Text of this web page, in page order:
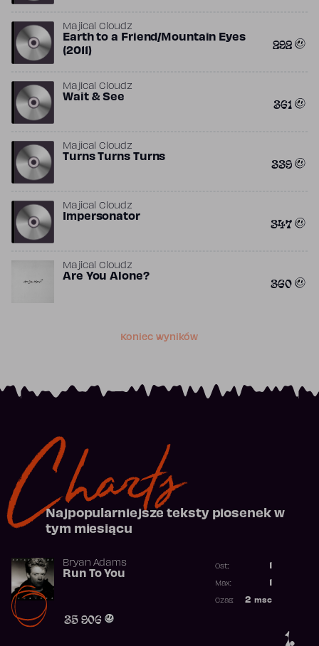
Majical Cloudz
Earth to a Friend/Mountain Eyes
(2011)
292
Majical Cloudz
Wait & See 361
Majical Cloudz
Turns Turns Turns 339
Majical Cloudz
Impersonator 347
Majical Cloudz
Are You Alone? 360
Koniec wyników
Charts
Najpopularniejsze teksty piosenek w
tym miesiącu
1.
Bryan Adams
Run To You
35 906
Ost.:
Max:
2 msc
Czas: